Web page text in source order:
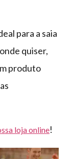
para a saia
quiser,
produto
loja online!